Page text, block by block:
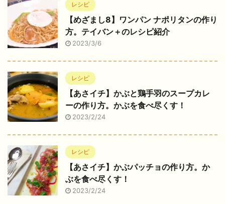
レシピ
【めざまし8】ワンパン ナポリタンの作り
方。テイバン＋のレシピ紹介
2023/3/6
レシピ
【あさイチ】かぶと鶏手羽のスープカレ
ーの作り方。かぶを食べ尽くす！
2023/2/24
レシピ
【あさイチ】かぶパッチョの作り方。か
ぶを食べ尽くす！
2023/2/24